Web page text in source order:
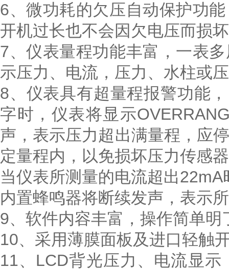
6、微功耗的欠压自动保护功
开机过长也不会因欠电压而损
7、仪表量程功能丰富，一表
示压力、电流，压力、水柱或
8、仪表具有超量程报警功能
字时，仪表将显示
声，表示压力超出满量程，应
定量程内，以免损坏压力传感
当仪表所测量的电流超出
内置蜂鸣器将断续发声，表示
9、软件内容丰富，操作简单明
10、采用薄膜面板及进口轻触
11、LCD背光压力、电流显